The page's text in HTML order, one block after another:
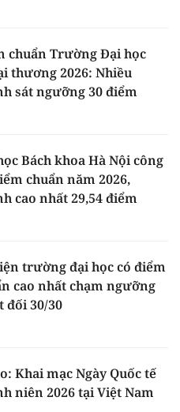
chuẩn Trường Đại học
thương 2026: Nhiều
sát ngưỡng 30 điểm
Bách khoa Hà Nội công
chuẩn năm 2026,
cao nhất 29,54 điểm
trường đại học có điểm
cao nhất chạm ngưỡng
đối 30/30
Khai mạc Ngày Quốc tế
niên 2026 tại Việt Nam